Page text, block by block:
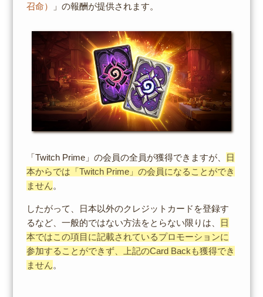
召命）
」の報酬が提供されます。
「Twitch Prime」の会員の全員が獲得できますが、
日
本からでは「Twitch Prime」の会員になることができ
ません。
したがって、日本以外のクレジットカードを登録す
るなど、一般的ではない方法をとらない限りは、
日
本ではこの項目に記載されているプロモーションに
参加することができず、上記のCard Backも獲得でき
ません。